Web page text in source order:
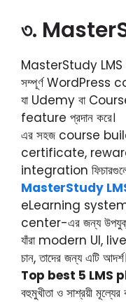
৩.
MasterStudy LMS
সম্পূর্ণ
যা Udemy বা
feature প্রদান করে।
এর সহজ course
certificate,
integration ফিচারগুলো
MasterStudy
eLearning system
center-এর জন্য
যাঁরা modern UI,
চান, তাদের জন্য এটি আদর্শ।
Top best 5 LMS
বহুমুখীতা ও সাশ্রয়ী